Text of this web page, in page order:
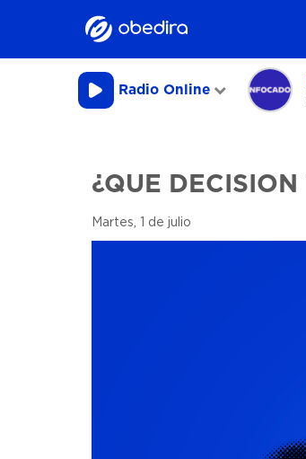
Radio Online
¿QUE DECISION
Martes, 1 de julio